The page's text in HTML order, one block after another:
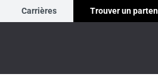
Carrières Trouver un